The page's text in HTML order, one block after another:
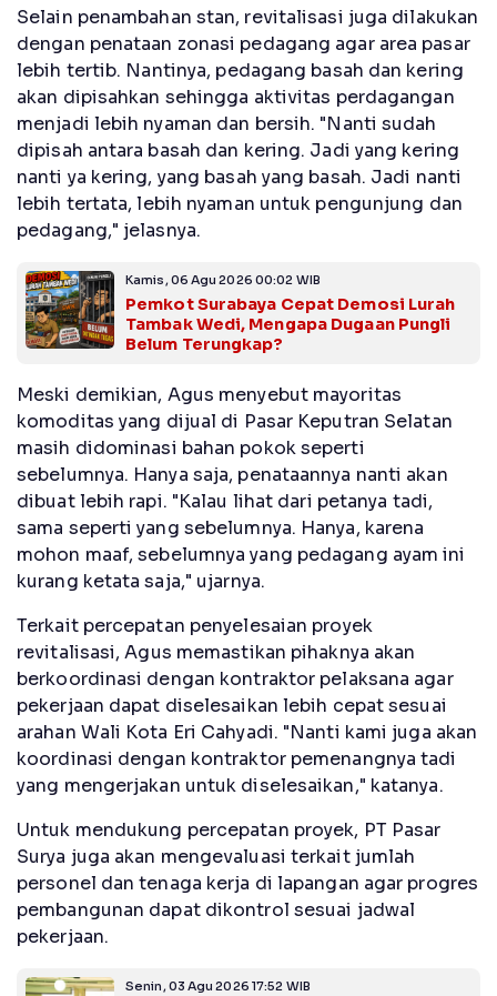
Selain penambahan stan, revitalisasi juga dilakukan
dengan penataan zonasi pedagang agar area pasar
lebih tertib. Nantinya, pedagang basah dan kering
akan dipisahkan sehingga aktivitas perdagangan
menjadi lebih nyaman dan bersih. "Nanti sudah
dipisah antara basah dan kering. Jadi yang kering
nanti ya kering, yang basah yang basah. Jadi nanti
lebih tertata, lebih nyaman untuk pengunjung dan
pedagang," jelasnya.
Kamis, 06 Agu 2026 00:02 WIB
Pemkot Surabaya Cepat Demosi Lurah
Tambak Wedi, Mengapa Dugaan Pungli
Belum Terungkap?
Meski demikian, Agus menyebut mayoritas
komoditas yang dijual di Pasar Keputran Selatan
masih didominasi bahan pokok seperti
sebelumnya. Hanya saja, penataannya nanti akan
dibuat lebih rapi. "Kalau lihat dari petanya tadi,
sama seperti yang sebelumnya. Hanya, karena
mohon maaf, sebelumnya yang pedagang ayam ini
kurang ketata saja," ujarnya.
Terkait percepatan penyelesaian proyek
revitalisasi, Agus memastikan pihaknya akan
berkoordinasi dengan kontraktor pelaksana agar
pekerjaan dapat diselesaikan lebih cepat sesuai
arahan Wali Kota Eri Cahyadi. "Nanti kami juga akan
koordinasi dengan kontraktor pemenangnya tadi
yang mengerjakan untuk diselesaikan," katanya.
Untuk mendukung percepatan proyek, PT Pasar
Surya juga akan mengevaluasi terkait jumlah
personel dan tenaga kerja di lapangan agar progres
pembangunan dapat dikontrol sesuai jadwal
pekerjaan.
Senin, 03 Agu 2026 17:52 WIB